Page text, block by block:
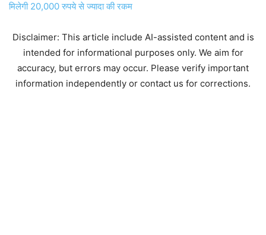
मिलेगी 20,000 रुपये से ज्‍यादा की रकम
Disclaimer: This article include AI-assisted content and is
intended for informational purposes only. We aim for
accuracy, but errors may occur. Please verify important
information independently or contact us for corrections.